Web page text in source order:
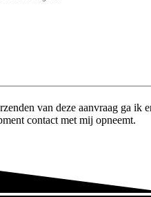
van deze aanvraag ga ik
contact met mij opneemt.